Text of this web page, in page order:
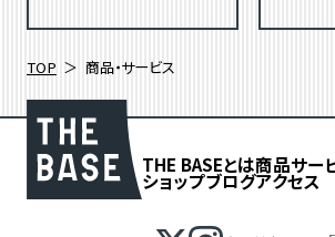
TOP 商品・サービス
THE BASEとは商品サー
ショップブログアクセス